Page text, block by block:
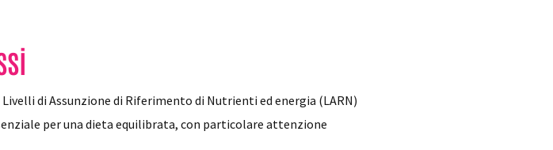
di Assunzione di Riferimento di Nutrienti ed energia (LARN)
per una dieta equilibrata, con particolare attenzione